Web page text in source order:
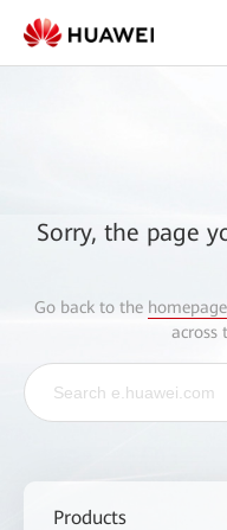
Sorry, the page
Go back to the homepage
across
Products